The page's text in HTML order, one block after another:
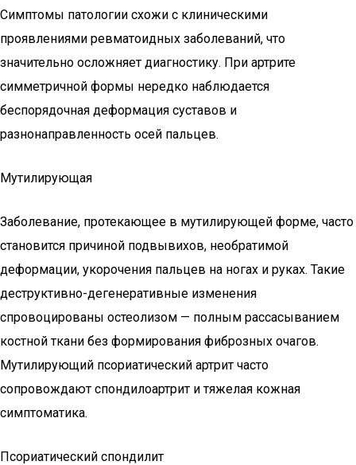
Симптомы патологии схожи с клиническими
проявлениями ревматоидных заболеваний, что
значительно осложняет диагностику. При артрите
симметричной формы нередко наблюдается
беспорядочная деформация суставов и
разнонаправленность осей пальцев.
Мутилирующая
Заболевание, протекающее в мутилирующей форме, часто
становится причиной подвывихов, необратимой
деформации, укорочения пальцев на ногах и руках. Такие
деструктивно-дегенеративные изменения
спровоцированы остеолизом — полным рассасыванием
костной ткани без формирования фиброзных очагов.
Мутилирующий псориатический артрит часто
сопровождают спондилоартрит и тяжелая кожная
симптоматика.
Псориатический спондилит